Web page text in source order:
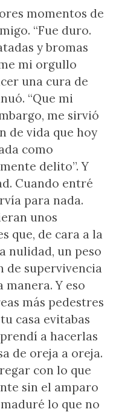
momentos de
“Fue duro.
y bromas
mi orgullo
una cura de
“Que mi
me sirvió
de vida que hoy
como
delito”. Y
Cuando entré
para nada.
unos
que, de cara a la
nulidad, un peso
de supervivencia
Y eso
más pedestres
casa evitabas
a hacerlas
de oreja a oreja.
con lo que
sin el amparo
lo que no